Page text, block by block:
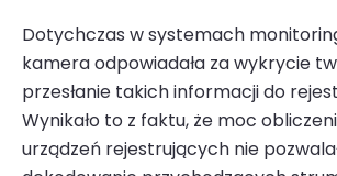
Dotychczas w systemach
kamera odpowiadała za wykrycie
przesłanie takich informacji do
Wynikało to z faktu, że moc
urządzeń rejestrujących nie